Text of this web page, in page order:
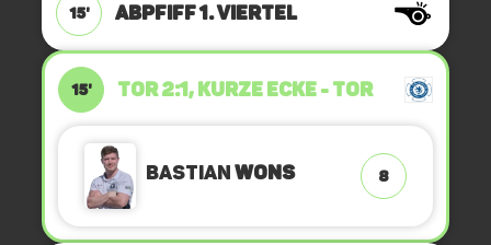
15' ABPFIFF 1. Viertel
15' TOR 2:1, KURZE ECKE - TOR
BastianWons 8